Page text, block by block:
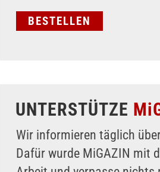
UNTERSTÜTZE
Wir informieren täglich
Dafür wurde MiGAZIN mit